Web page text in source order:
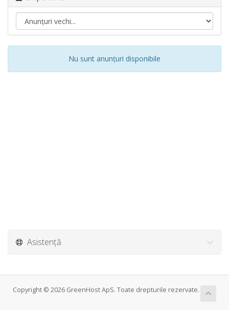
Nu sunt anunțuri disponibile
Asistență
Copyright © 2026 GreenHost ApS. Toate drepturile rezervate.